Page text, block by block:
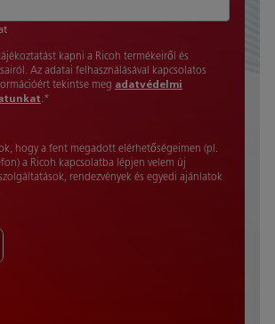
kapni a Ricoh termékeiről és
Az adatai felhasználásával kapcsolatos
tekintse meg adatvédelmi
.*
hogy a fent megadott elérhetőségeimen (pl.
a Ricoh kapcsolatba lépjen velem új
rendezvények és egyedi ajánlatok